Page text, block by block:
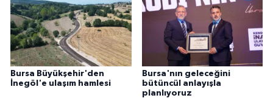
Bursa Büyükşehir'den
İnegöl'e ulaşım hamlesi
Bursa'nın geleceğini
bütüncül anlayışla
planlıyoruz